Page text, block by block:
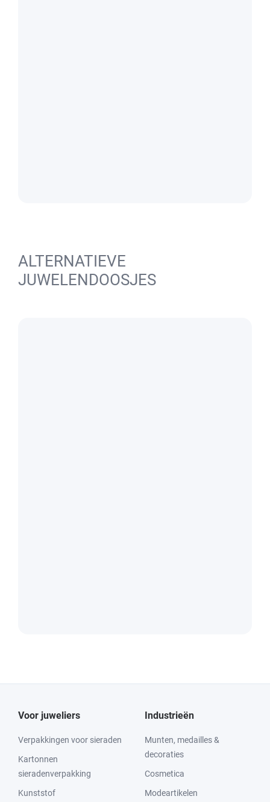
ALTERNATIEVE
JUWELENDOOSJES
Voor juweliers
Verpakkingen voor sieraden
Kartonnen
sieradenverpakking
Kunststof
Industrieën
Munten, medailles &
decoraties
Cosmetica
Modeartikelen